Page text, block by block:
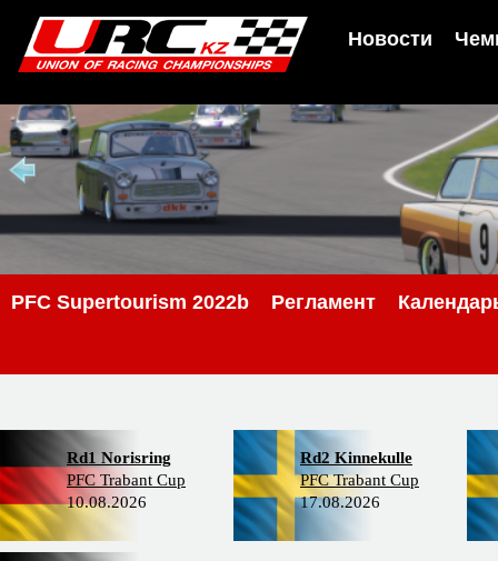
Новости
PFC Supertourism 2022b Регламент
Rd1 Norisring
PFC Trabant Cup
10.08.2026
Rd2 Kinnekulle
PFC Trabant Cup
17.08.2026